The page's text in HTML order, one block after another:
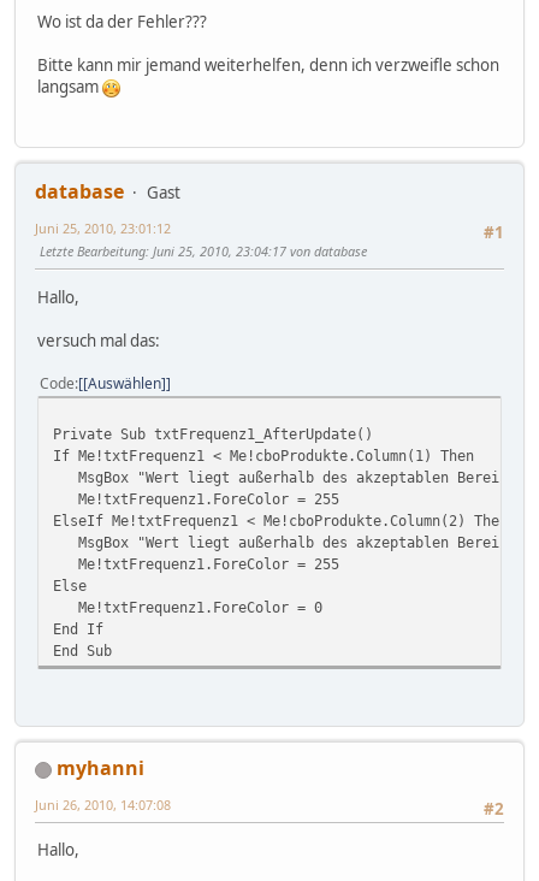
Wo ist da der Fehler???
Bitte kann mir jemand weiterhelfen, denn ich verzweifle schon
langsam
database
Gast
#1
Juni 25, 2010, 23:01:12
Letzte Bearbeitung: Juni 25, 2010, 23:04:17 von database
Hallo,
versuch mal das:
Code [Auswählen]
Private Sub txtFrequenz1_AfterUpdate()
If Me!txtFrequenz1 < Me!cboProdukte.Column(1) Then
MsgBox "Wert liegt außerhalb des akzeptablen
Me!txtFrequenz1.ForeColor = 255
ElseIf Me!txtFrequenz1 < Me!cboProdukte.Column(2) Then
MsgBox "Wert liegt außerhalb des akzeptablen
Me!txtFrequenz1.ForeColor = 255
Else
Me!txtFrequenz1.ForeColor = 0
End If
End Sub
myhanni
#2
Juni 26, 2010, 14:07:08
Hallo,